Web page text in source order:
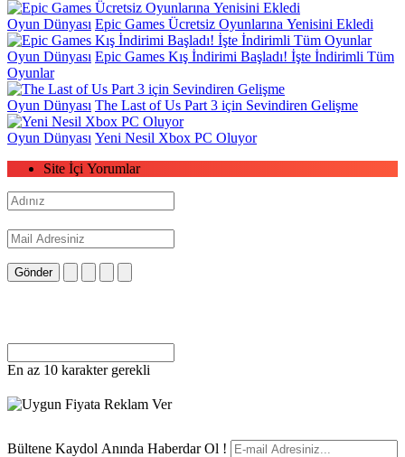
Oyun Dünyası Epic Games Ücretsiz Oyunlarına Yenisini Ekledi
Oyun Dünyası Epic Games Kış İndirimi Başladı! İşte İndirimli Tüm
Oyunlar
Oyun Dünyası The Last of Us Part 3 için Sevindiren Gelişme
Oyun Dünyası Yeni Nesil Xbox PC Oluyor
Site İçi Yorumlar
Gönder
En az 10 karakter gerekli
Bültene Kaydol Anında Haberdar Ol !